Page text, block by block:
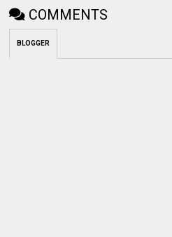
COMMENTS
BLOGGER